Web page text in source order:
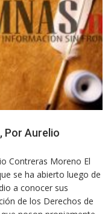
Por Aurelio
Contreras Moreno El
se ha abierto luego de
a conocer sus
de los Derechos de